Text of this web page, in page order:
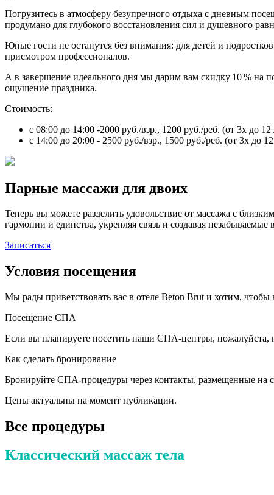
Погрузитесь в атмосферу безупречного отдыха с дневным
продумано для глубокого восстановления сил и душевного
Юные гости не останутся без внимания: для детей и
присмотром профессионалов.
А в завершение идеального дня мы дарим вам скидку 10 % на
ощущение праздника.
Стоимость:
с 08:00 до 14:00 -2000 руб./взр., 1200 руб./реб. (от 3х до 12
с 14:00 до 20:00 - 2500 руб./взр., 1500 руб./реб. (от 3х до
Парные массажи для двоих
Теперь вы можете разделить удовольствие от массажа с
гармонии и единства, укрепляя связь и создавая незабываемые
Записаться
Условия посещения
Мы рады приветствовать вас в отеле Beton Brut и хотим,
Посещение СПА
Если вы планируете посетить наши СПА-центры, пожалуйста,
Как сделать бронирование
Бронируйте СПА-процедуры через контакты, размещенные на
Цены актуальны на момент публикации.
Все процедуры
Классический массаж тела